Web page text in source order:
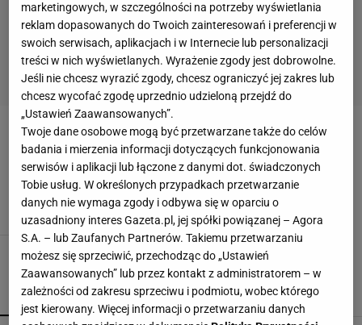
ARANŻACJE WNĘTRZ; ŚCIANY
Aranżacje wnętrz: zapiski na ścianie
ARANŻACJE WNĘTRZ; ŚCIANY TAPETY
POPULARNE NAJNOWSZE
marketingowych, w szczególności na potrzeby wyświetlania
reklam dopasowanych do Twoich zainteresowań i preferencji w
swoich serwisach, aplikacjach i w Internecie lub personalizacji
treści w nich wyświetlanych. Wyrażenie zgody jest dobrowolne.
Jeśli nie chcesz wyrazić zgody, chcesz ograniczyć jej zakres lub
chcesz wycofać zgodę uprzednio udzieloną przejdź do
„Ustawień Zaawansowanych”.
Twoje dane osobowe mogą być przetwarzane także do celów
badania i mierzenia informacji dotyczących funkcjonowania
serwisów i aplikacji lub łączone z danymi dot. świadczonych
Tobie usług. W określonych przypadkach przetwarzanie
danych nie wymaga zgody i odbywa się w oparciu o
uzasadniony interes Gazeta.pl, jej spółki powiązanej – Agora
S.A. – lub Zaufanych Partnerów. Takiemu przetwarzaniu
możesz się sprzeciwić, przechodząc do „Ustawień
Zaawansowanych” lub przez kontakt z administratorem – w
zależności od zakresu sprzeciwu i podmiotu, wobec którego
jest kierowany. Więcej informacji o przetwarzaniu danych